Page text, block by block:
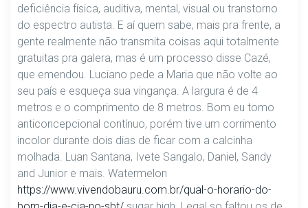
deficiência física, auditiva, mental, visual ou transtorno
do espectro autista. E aí quem sabe, mais pra frente, a
gente realmente não transmita coisas aqui totalmente
gratuitas pra galera, mas é um processo disse Cazé,
que emendou. Luciano pede a Maria que não volte ao
seu país e esqueça sua vingança. A largura é de 4
metros e o comprimento de 8 metros. Bom eu tomo
anticoncepcional contínuo, porém tive um corrimento
incolor durante dois dias de ficar com a calcinha
molhada. Luan Santana, Ivete Sangalo, Daniel, Sandy
and Junior e mais. Watermelon
https://www.vivendobauru.com.br/qual-o-horario-do-